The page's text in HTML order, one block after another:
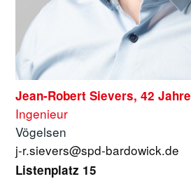
Jean-Robert Sievers, 42 Jahre
Ingenieur
Vögelsen
j-r.sievers@spd-bardowick.de
Listenplatz 15